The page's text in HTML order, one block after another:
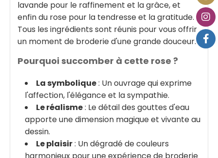
lavande pour le raffinement et la grâce, et
enfin du rose pour la tendresse et la gratitude.
Tous les ingrédients sont réunis pour vous offrir
un moment de broderie d'une grande douceur.
Pourquoi succomber à cette rose ?
La symbolique: Un ouvrage qui exprime
l'affection, l'élégance et la sympathie.
Le réalisme: Le détail des gouttes d'eau
apporte une dimension magique et vivante au
dessin.
Le plaisir: Un dégradé de couleurs